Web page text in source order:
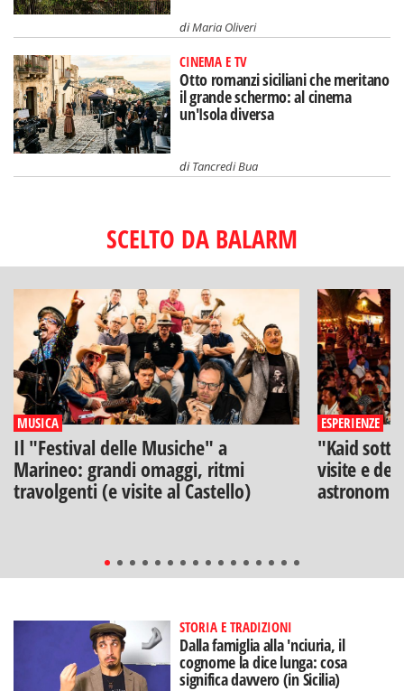
diMaria Oliveri
CINEMA E TV
Otto romanzi siciliani che meritano
il grande schermo: al cinema
un'Isola diversa
diTancredi Bua
SCELTO DA BALARM
MUSICA
Il "Festival delle Musiche" a
Marineo: grandi omaggi, ritmi
travolgenti (e visite al Castello)
ESPERIENZE
"Kaid
visite e
astronomia
STORIA E TRADIZIONI
Dalla famiglia alla 'nciuria, il
cognome la dice lunga: cosa
significa davvero (in Sicilia)